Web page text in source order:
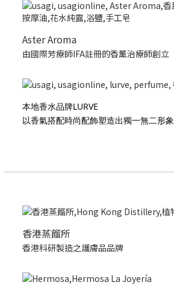
Aster Aroma
由國際芳療師IFA註冊的香薰治療師創立
本地香水品牌LURVE
以香氣搭配時尚配飾塑造出獨一無二形象
香港蒸餾所
香港科研製造之護膚品品牌